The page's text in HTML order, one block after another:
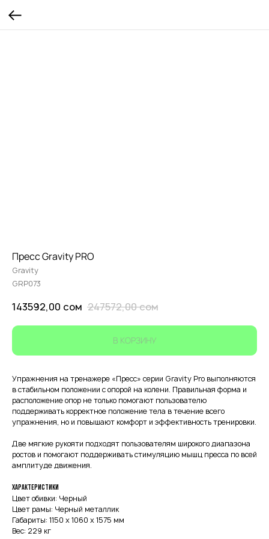
Пресс Gravity PRO
Gravity
GRP073
143592,00 сом 247572,00сом
В КОРЗИНУ
Упражнения на тренажере «Пресс» серии Gravity Pro выполняются
в стабильном положении с опорой на колени. Правильная форма и
расположение опор не только помогают пользователю
поддерживать корректное положение тела в течение всего
упражнения, но и повышают комфорт и эффективность тренировки.
Две мягкие рукояти подходят пользователям широкого диапазона
ростов и помогают поддерживать стимуляцию мышц пресса по всей
амплитуде движения.
Характеристики
Цвет обивки: Черный
Цвет рамы: Черный металлик
Габариты: 1150 х 1060 х 1575 мм
Вес: 229 кг